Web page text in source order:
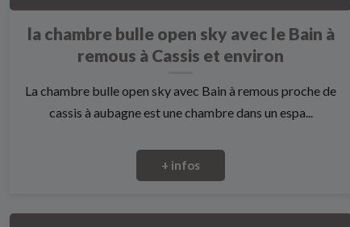
la chambre bulle open sky avec le Bain à
remous à Cassis et environ
La chambre bulle open sky avec Bain à remous proche de
cassis à aubagne est une chambre dans un espa...
+ infos